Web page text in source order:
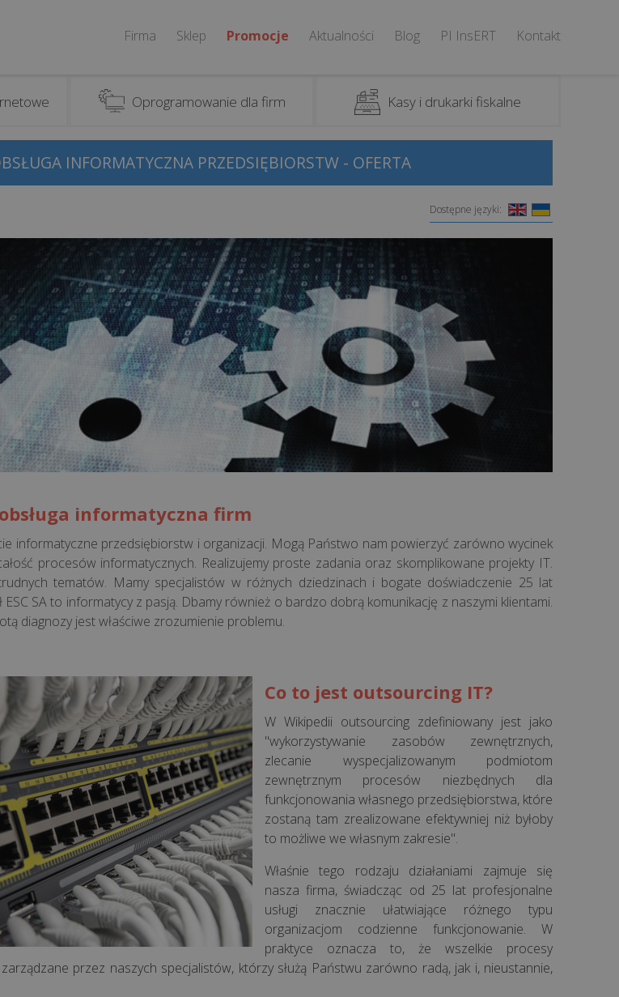
Firma Sklep Promocje Aktualności Blog PI InsERT Kontakt
Oprogramowanie dla firm Kasy i drukarki fiskalne
INFORMATYCZNA PRZEDSIĘBIORSTW - OFERTA
Dostępne języki:
informatyczna firm
informatyczne przedsiębiorstw i organizacji. Mogą Państwo nam powierzyć zarówno wycinek
procesów informatycznych. Realizujemy proste zadania oraz skomplikowane projekty IT.
tematów. Mamy specjalistów w różnych dziedzinach i bogate doświadczenie 25 lat
ESC SA to informatycy z pasją. Dbamy również o bardzo dobrą komunikację z naszymi klientami.
diagnozy jest właściwe zrozumienie problemu.
Co to jest outsourcing IT?
W Wikipedii outsourcing zdefiniowany jest jako
"wykorzystywanie zasobów zewnętrznych,
zlecanie wyspecjalizowanym podmiotom
zewnętrznym procesów niezbędnych dla
funkcjonowania własnego przedsiębiorstwa, które
zostaną tam zrealizowane efektywniej niż byłoby
to możliwe we własnym zakresie".
Właśnie tego rodzaju działaniami zajmuje się
nasza firma, świadcząc od 25 lat profesjonalne
usługi znacznie ułatwiające różnego typu
organizacjom codzienne funkcjonowanie. W
praktyce oznacza to, że wszelkie procesy
przez naszych specjalistów, którzy służą Państwu zarówno radą, jak i, nieustannie,